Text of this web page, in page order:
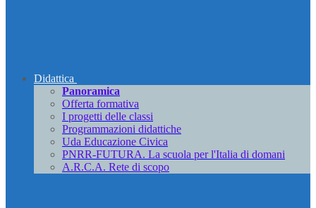
Didattica
Panoramica
Offerta formativa
I progetti delle classi
Programmazioni didattiche
Uda Educazione Civica
PNRR-FUTURA. La scuola per l'Italia di domani
A.R.C.A. Rete di scopo